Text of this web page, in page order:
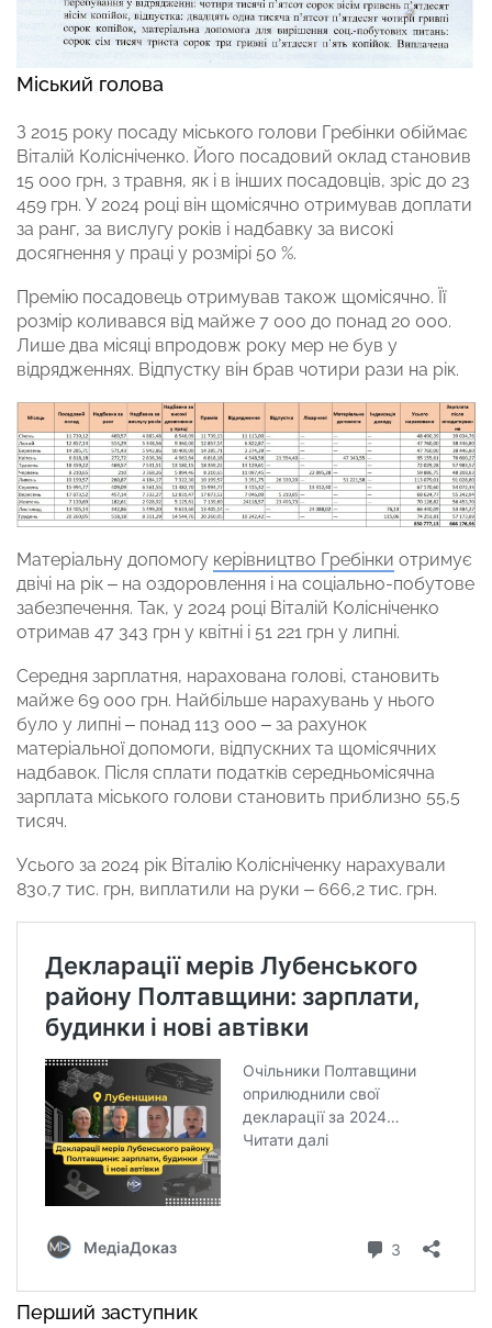
Міський голова
З 2015 року посаду міського голови Гребінки обіймає
Віталій Колісніченко. Його посадовий оклад становив
15 000 грн, з травня, як і в інших посадовців, зріс до 23
459 грн. У 2024 році він щомісячно отримував доплати
за ранг, за вислугу років і надбавку за високі
досягнення у праці у розмірі 50 %.
Премію посадовець отримував також щомісячно. Її
розмір коливався від майже 7 000 до понад 20 000.
Лише два місяці впродовж року мер не був у
відрядженнях. Відпустку він брав чотири рази на рік.
Матеріальну допомогу керівництво Гребінки отримує
двічі на рік – на оздоровлення і на соціально-побутове
забезпечення. Так, у 2024 році Віталій Колісніченко
отримав 47 343 грн у квітні і 51 221 грн у липні.
Середня зарплатня, нарахована голові, становить
майже 69 000 грн. Найбільше нарахувань у нього
було у липні – понад 113 000 – за рахунок
матеріальної допомоги, відпускних та щомісячних
надбавок. Після сплати податків середньомісячна
зарплата міського голови становить приблизно 55,5
тисяч.
Усього за 2024 рік Віталію Колісніченку нарахували
830,7 тис. грн, виплатили на руки – 666,2 тис. грн.
Перший заступник